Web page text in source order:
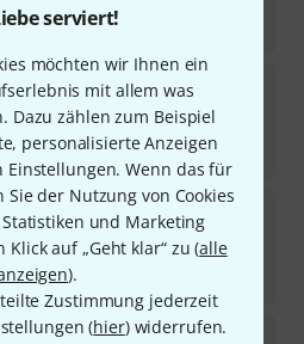
serviert!
möchten wir Ihnen ein
mit allem was
Dazu zählen zum Beispiel
personalisierte Anzeigen
Einstellungen. Wenn das für
Sie der Nutzung von Cookies
und Marketing
auf „Geht klar“ zu (alle
).
Zustimmung jederzeit
(hier) widerrufen.
T Tenor Ukulele
2
TE Tenor Ukulele
1
lieferbar
Tenor Ukulele B-Stock